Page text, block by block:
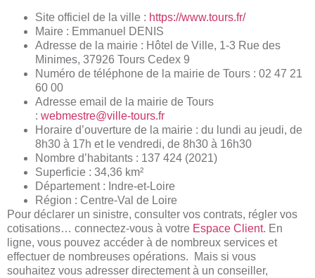
Site officiel de la ville : https://www.tours.fr/
Maire : Emmanuel DENIS
Adresse de la mairie : Hôtel de Ville, 1-3 Rue des
Minimes, 37926 Tours Cedex 9
Numéro de téléphone de la mairie de Tours : 02 47 21
60 00
Adresse email de la mairie de Tours
: webmestre@ville-tours.fr
Horaire d’ouverture de la mairie : du lundi au jeudi, de
8h30 à 17h et le vendredi, de 8h30 à 16h30
Nombre d’habitants : 137 424 (2021)
Superficie : 34,36 km²
Département : Indre-et-Loire
Région : Centre-Val de Loire
Pour déclarer un sinistre, consulter vos contrats, régler vos
cotisations… connectez-vous à votre Espace Client. En
ligne, vous pouvez accéder à de nombreux services et
effectuer de nombreuses opérations. Mais si vous
souhaitez vous adresser directement à un conseiller,